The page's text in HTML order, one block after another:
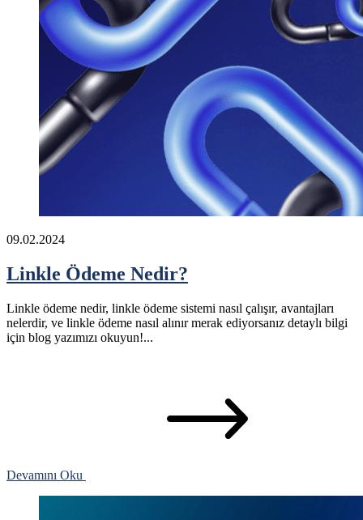
09.02.2024
Linkle Ödeme Nedir?
Linkle ödeme nedir, linkle ödeme sistemi nasıl çalışır, avantajları
nelerdir, ve linkle ödeme nasıl alınır merak ediyorsanız detaylı bilgi
için blog yazımızı okuyun!...
Devamını Oku